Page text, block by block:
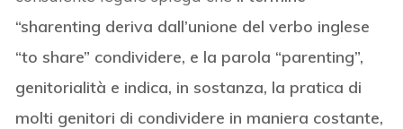
“sharenting deriva dall’unione del verbo inglese
“to share” condividere, e la parola “parenting”,
genitorialità e indica, in sostanza, la pratica di
molti genitori di condividere in maniera costante,